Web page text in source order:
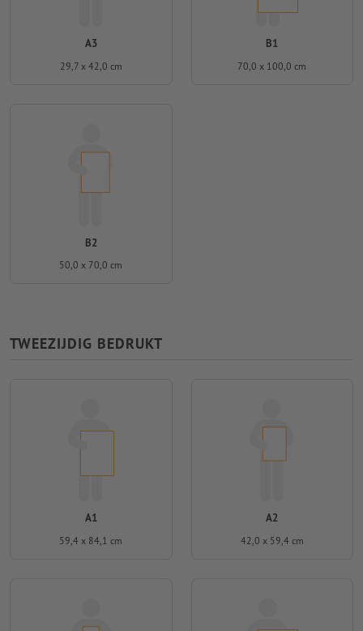
A3
29,7 x 42,0 cm
B1
70,0 x 100,0 cm
B2
50,0 x 70,0 cm
TWEEZIJDIG BEDRUKT
A1
59,4 x 84,1 cm
A2
42,0 x 59,4 cm